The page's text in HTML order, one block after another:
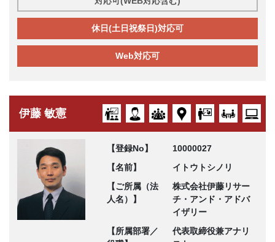
休日(土日祝祭日)対応可
Web対応可
伊藤 敏憲
【登録No】
10000027
【名前】
イトウトシノリ
【ご所属（法
人名）】
株式会社伊藤リサー
チ・アンド・アドバ
イザリー
【所属部署／
代表取締役兼アナリ